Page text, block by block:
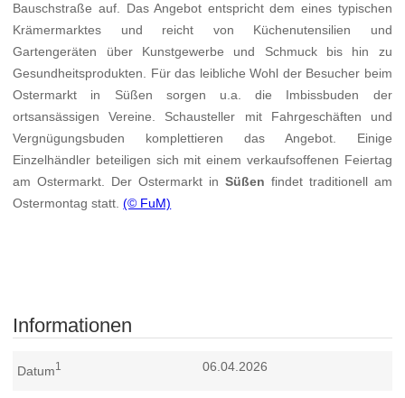
Bauschstraße auf. Das Angebot entspricht dem eines typischen
Krämermarktes und reicht von Küchenutensilien und
Gartengeräten über Kunstgewerbe und Schmuck bis hin zu
Gesundheitsprodukten. Für das leibliche Wohl der Besucher beim
Ostermarkt in Süßen sorgen u.a. die Imbissbuden der
ortsansässigen Vereine. Schausteller mit Fahrgeschäften und
Vergnügungsbuden komplettieren das Angebot. Einige
Einzelhändler beteiligen sich mit einem verkaufsoffenen Feiertag
am Ostermarkt. Der Ostermarkt in Süßen findet traditionell am
Ostermontag statt.(© FuM)
Informationen
Datum1 06.04.2026